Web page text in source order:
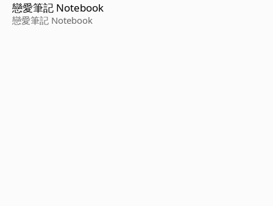
戀愛筆記 Notebook
戀愛筆記 Notebook